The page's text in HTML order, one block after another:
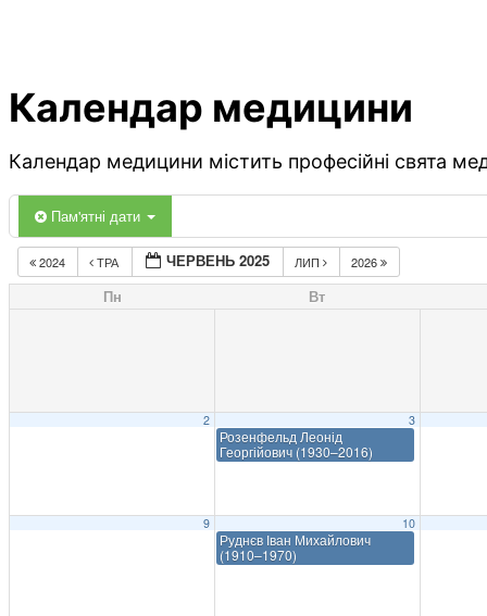
Календар медицини
Календар медицини містить професійні свята
Пам'ятні дати
2024 ТРА ЧЕРВЕНЬ 2025 ЛИП 2026
Пн Вт
2 3
Розенфельд Леонід
Георгійович (1930–2016)
9 10
Руднєв Іван Михайлович
(1910–1970)